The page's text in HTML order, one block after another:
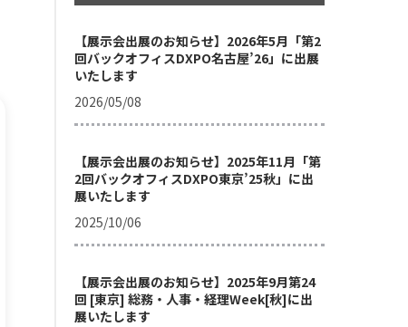
【展示会出展のお知らせ】2026年5月「第2
回バックオフィスDXPO名古屋’26」に出展
いたします
2026/05/08
【展示会出展のお知らせ】2025年11月「第
2回バックオフィスDXPO東京’25秋」に出
展いたします
2025/10/06
【展示会出展のお知らせ】2025年9月第24
回 [東京] 総務・人事・経理Week[秋]に出
展いたします